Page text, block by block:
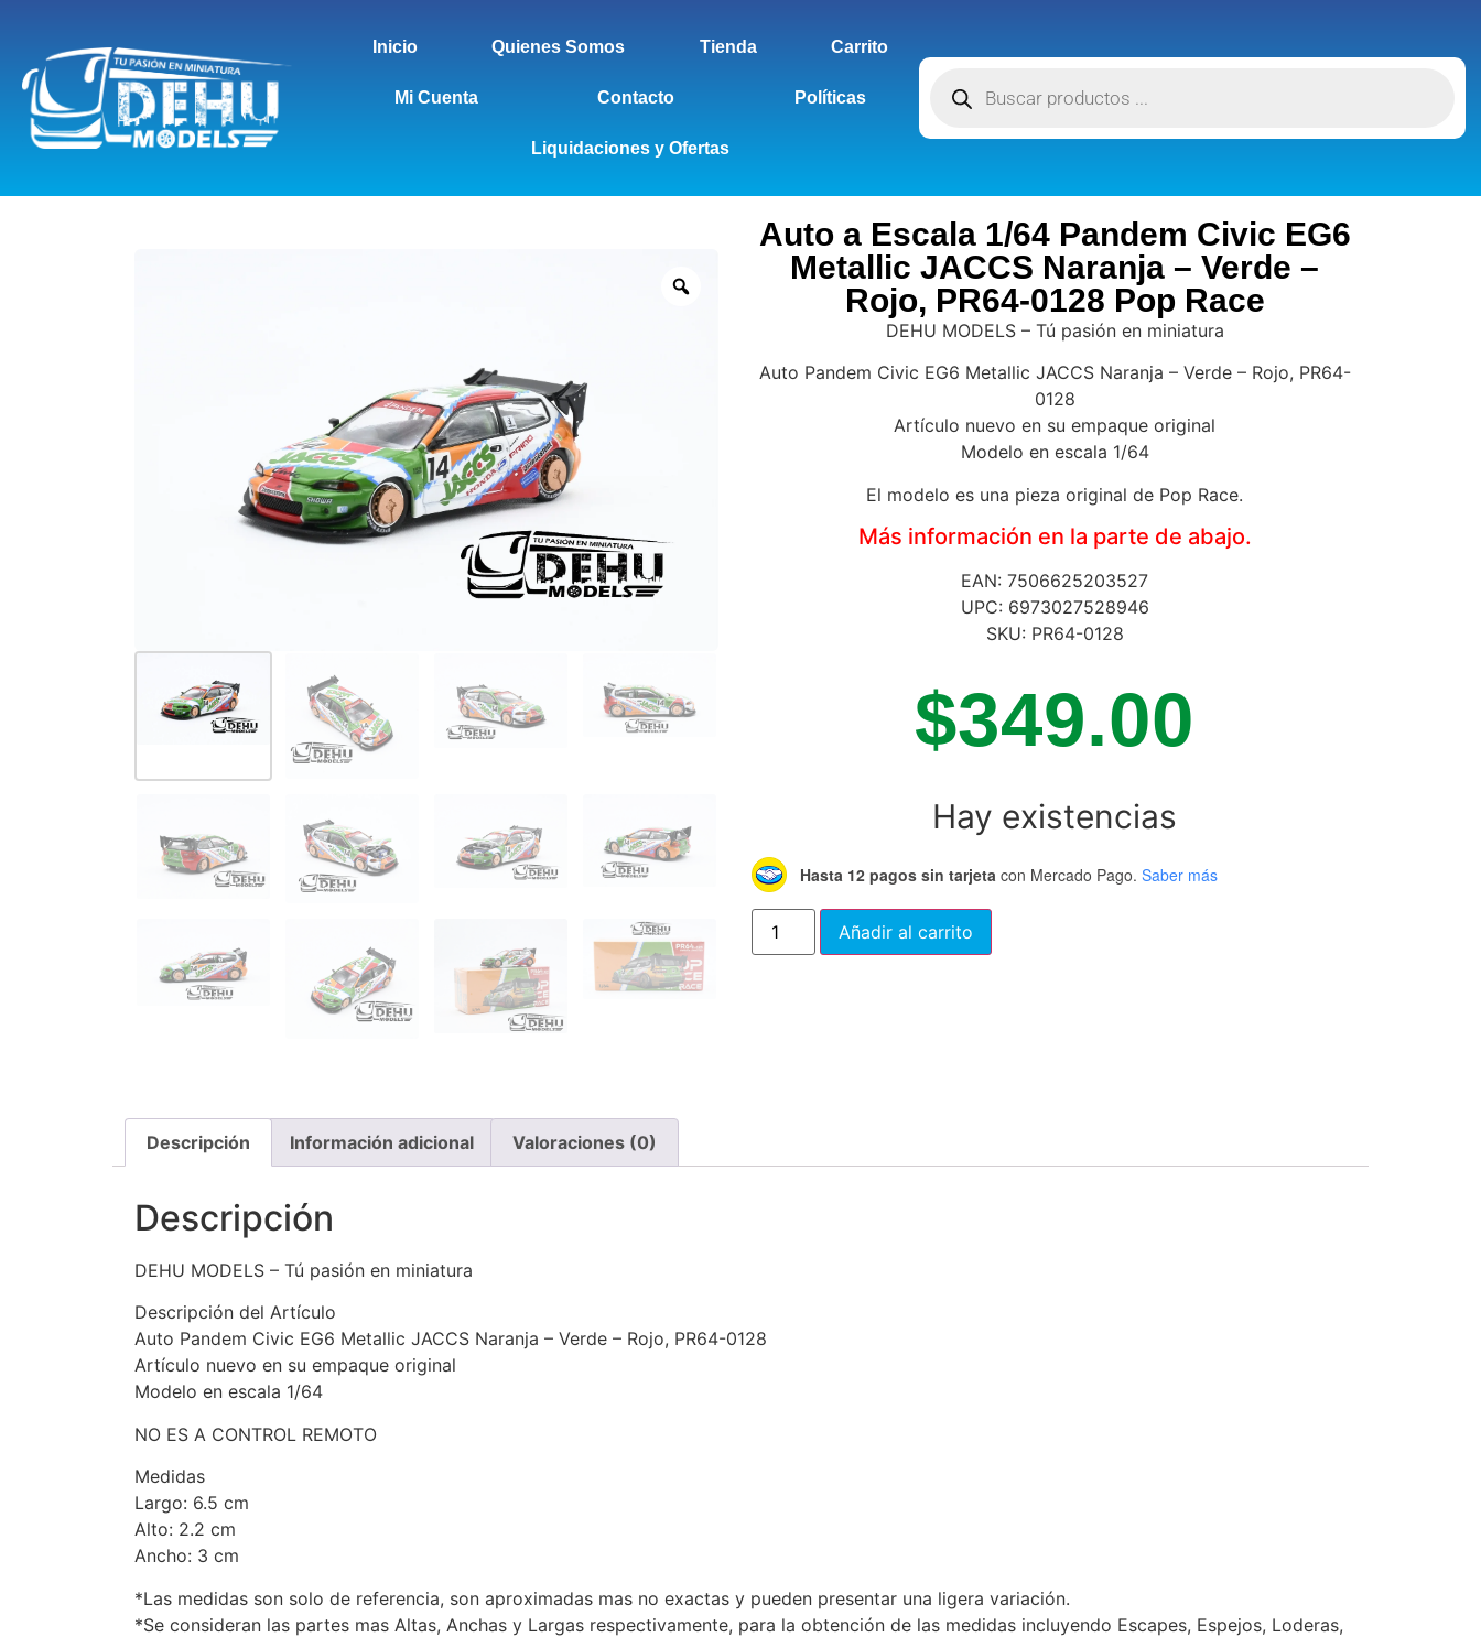
Inicio Quienes Somos Tienda Carrito
Mi Cuenta Contacto Políticas
Liquidaciones y Ofertas
Auto a Escala 1/64 Pandem Civic EG6
Metallic JACCS Naranja – Verde –
Rojo, PR64-0128 Pop Race
DEHU MODELS – Tú pasión en miniatura
Auto Pandem Civic EG6 Metallic JACCS Naranja – Verde – Rojo, PR64-
0128
Artículo nuevo en su empaque original
Modelo en escala 1/64
El modelo es una pieza original de Pop Race.
Más información en la parte de abajo.
EAN: 7506625203527
UPC: 6973027528946
SKU: PR64-0128
$349.00
Hay existencias
Hasta 12 pagos sin tarjeta con Mercado Pago. Saber más
Añadir al carrito
Descripción Información adicional Valoraciones (0)
Descripción
DEHU MODELS – Tú pasión en miniatura
Descripción del Artículo
Auto Pandem Civic EG6 Metallic JACCS Naranja – Verde – Rojo, PR64-0128
Artículo nuevo en su empaque original
Modelo en escala 1/64
NO ES A CONTROL REMOTO
Medidas
Largo: 6.5 cm
Alto: 2.2 cm
Ancho: 3 cm
*Las medidas son solo de referencia, son aproximadas mas no exactas y pueden presentar una ligera variación.
*Se consideran las partes mas Altas, Anchas y Largas respectivamente, para la obtención de las medidas incluyendo Escapes, Espejos, Loderas,